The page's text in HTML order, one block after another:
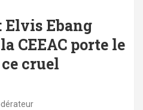
Elvis Ebang
CEEAC porte le
cruel